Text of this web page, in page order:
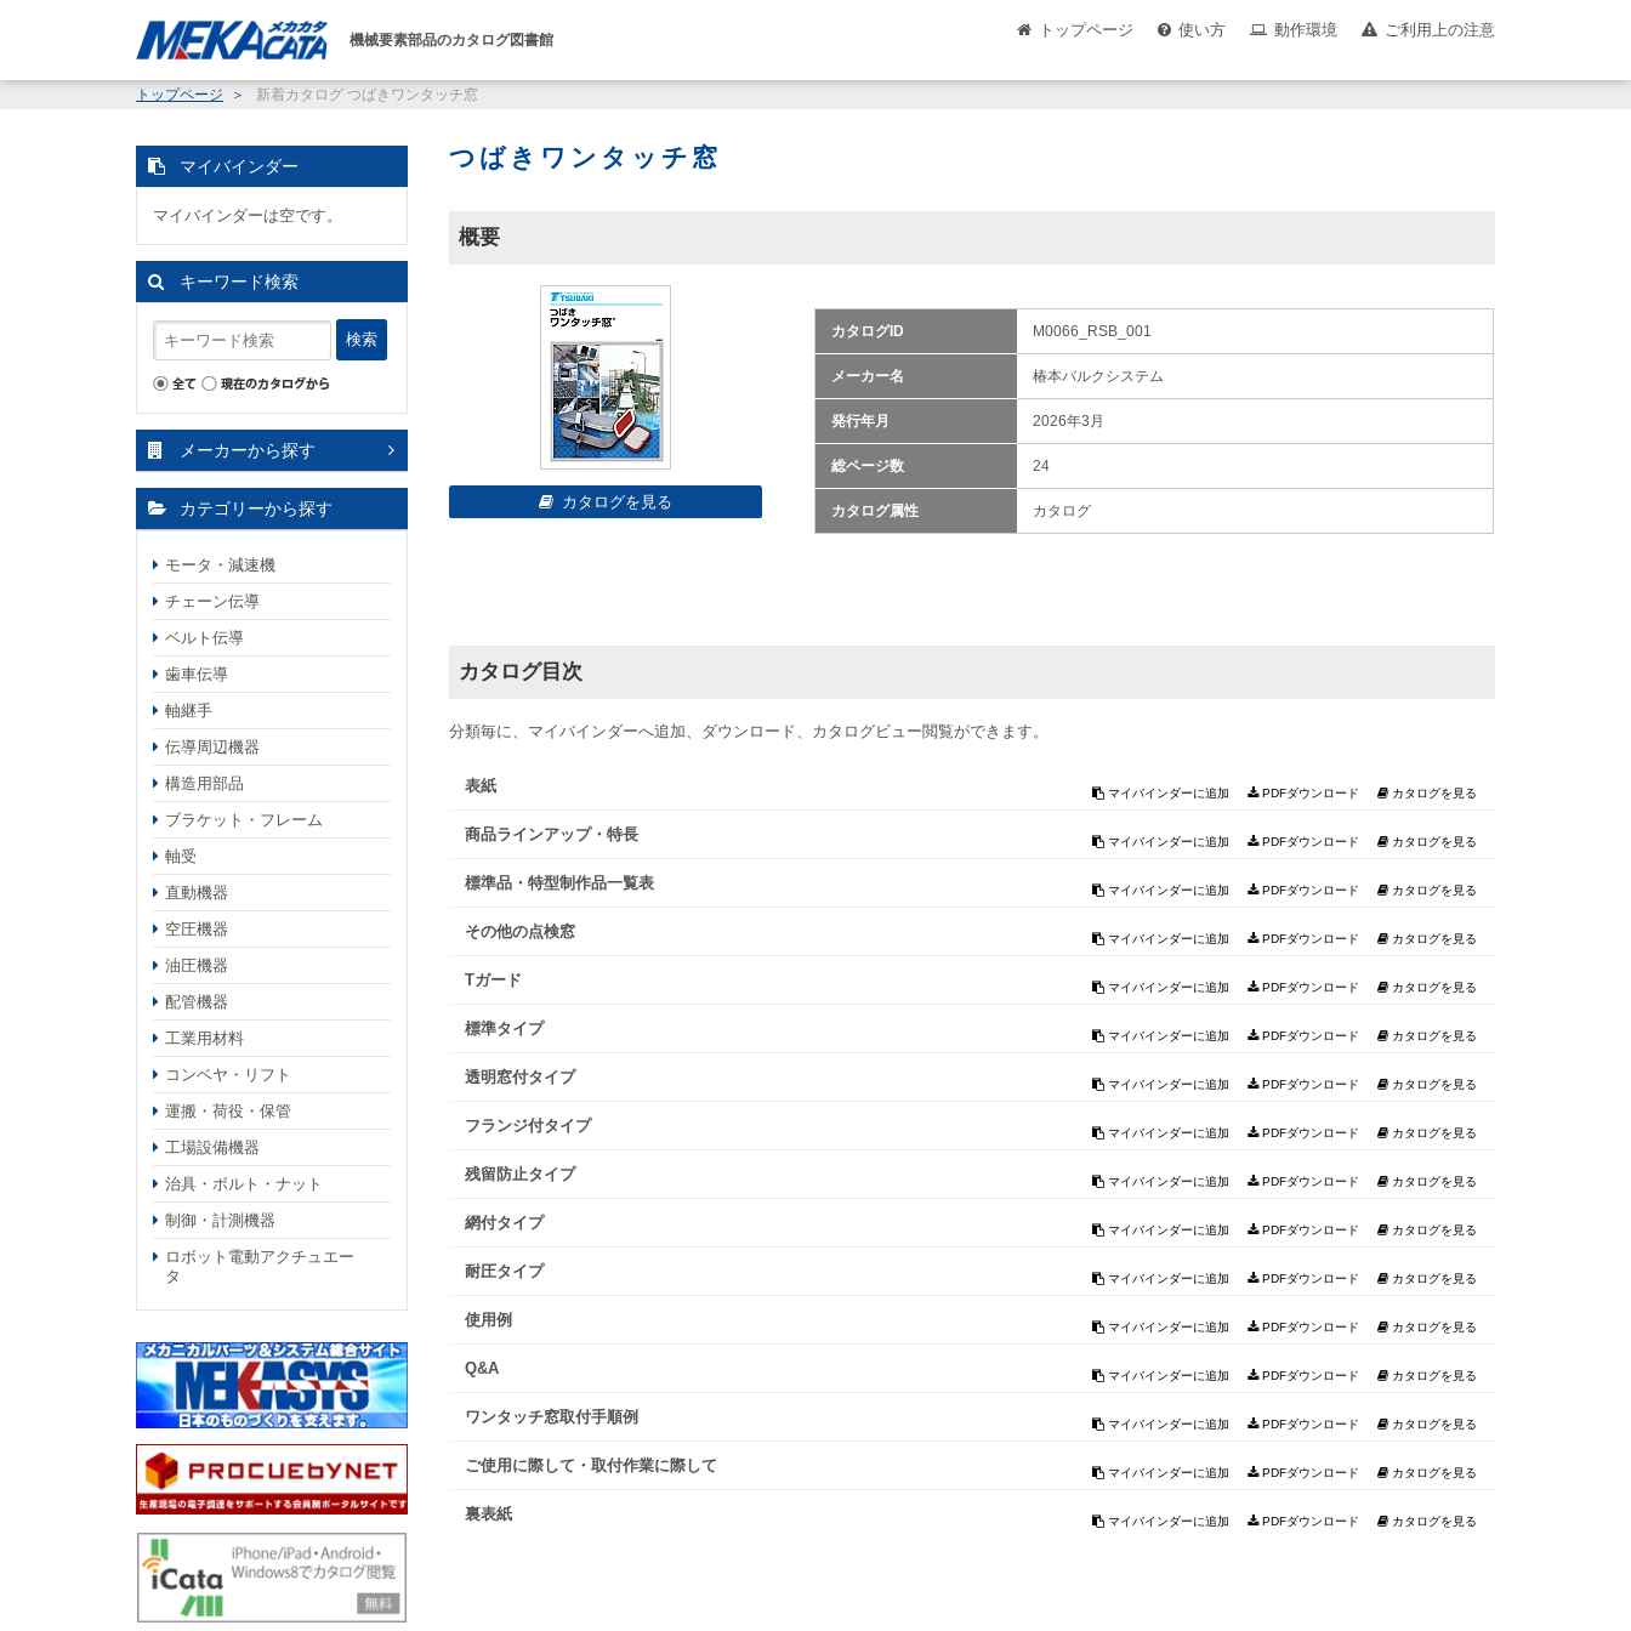
機械要素部品のカタログ図書館
トップページ 使い方 動作環境 ご利用上の注意
トップページ 新着カタログ つばきワンタッチ窓
つばきワンタッチ窓
概要
カタログID M0066_RSB_001
メーカー名 椿本バルクシステム
発行年月 2026年3月
総ページ数 24
カタログ属性 カタログ
カタログ目次
分類毎に、マイバインダーへ追加、ダウンロード、カタログビュー閲覧ができます。
表紙 マイバインダーに追加 PDFダウンロード カタログを見る
商品ラインアップ・特長 マイバインダーに追加 PDFダウンロード カタログを見る
標準品・特型制作品一覧表 マイバインダーに追加 PDFダウンロード カタログを見る
その他の点検窓 マイバインダーに追加 PDFダウンロード カタログを見る
Tガード マイバインダーに追加 PDFダウンロード カタログを見る
標準タイプ マイバインダーに追加 PDFダウンロード カタログを見る
透明窓付タイプ マイバインダーに追加 PDFダウンロード カタログを見る
フランジ付タイプ マイバインダーに追加 PDFダウンロード カタログを見る
残留防止タイプ マイバインダーに追加 PDFダウンロード カタログを見る
網付タイプ マイバインダーに追加 PDFダウンロード カタログを見る
耐圧タイプ マイバインダーに追加 PDFダウンロード カタログを見る
使用例 マイバインダーに追加 PDFダウンロード カタログを見る
Q&A マイバインダーに追加 PDFダウンロード カタログを見る
ワンタッチ窓取付手順例 マイバインダーに追加 PDFダウンロード カタログを見る
ご使用に際して・取付作業に際して マイバインダーに追加 PDFダウンロード カタログを見る
裏表紙 マイバインダーに追加 PDFダウンロード カタログを見る
マイバインダー
マイバインダーは空です。
キーワード検索
検索
メーカーから探す
カテゴリーから探す
モータ・減速機
チェーン伝導
ベルト伝導
歯車伝導
軸継手
伝導周辺機器
構造用部品
ブラケット・フレーム
軸受
直動機器
空圧機器
油圧機器
配管機器
工業用材料
コンベヤ・リフト
運搬・荷役・保管
工場設備機器
治具・ボルト・ナット
制御・計測機器
ロボット電動アクチュエー
タ